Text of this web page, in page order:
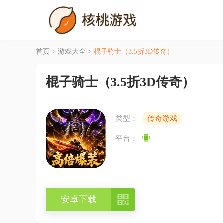
首页 > 游戏大全 > 棍子骑士（3.5折3D传奇）
棍子骑士（3.5折3D传奇）
类型： 传奇游戏
平台：
安卓下载 